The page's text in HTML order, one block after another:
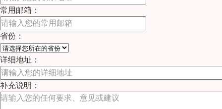
常用邮箱：
省份：
详细地址：
补充说明：